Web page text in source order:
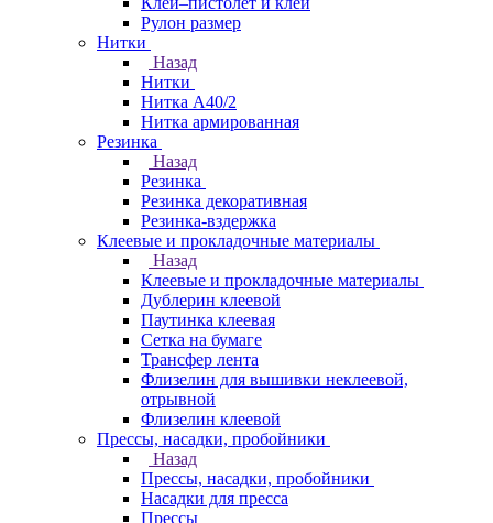
Рулон размер
Нитки
Назад
Нитки
Нитка А40/2
Нитка армированная
Резинка
Назад
Резинка
Резинка декоративная
Резинка-вздержка
Клеевые и прокладочные материалы
Назад
Клеевые и прокладочные материалы
Дублерин клеевой
Паутинка клеевая
Сетка на бумаге
Трансфер лента
Флизелин для вышивки неклеевой,
отрывной
Флизелин клеевой
Прессы, насадки, пробойники
Назад
Прессы, насадки, пробойники
Насадки для пресса
Прессы